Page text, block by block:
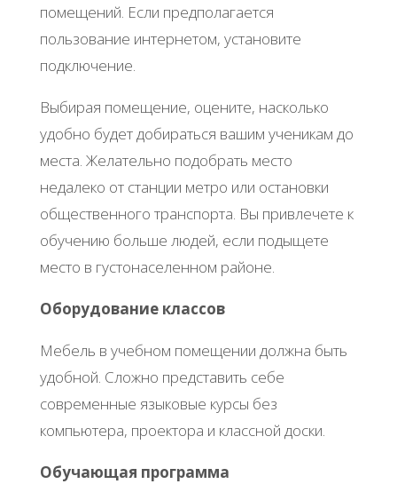
помещений. Если предполагается
пользование интернетом, установите
подключение.
Выбирая помещение, оцените, насколько
удобно будет добираться вашим ученикам до
места. Желательно подобрать место
недалеко от станции метро или остановки
общественного транспорта. Вы привлечете к
обучению больше людей, если подыщете
место в густонаселенном районе.
Оборудование классов
Мебель в учебном помещении должна быть
удобной. Сложно представить себе
современные языковые курсы без
компьютера, проектора и классной доски.
Обучающая программа